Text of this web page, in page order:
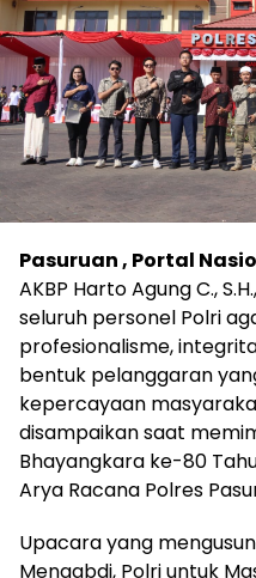
Pasuruan , Portal
AKBP Harto Agung C.,
seluruh personel Polri
profesionalisme,
bentuk pelanggaran
kepercayaan
disampaikan saat
Bhayangkara ke-80
Arya Racana Polres
Upacara yang
Mengabdi, Polri untuk